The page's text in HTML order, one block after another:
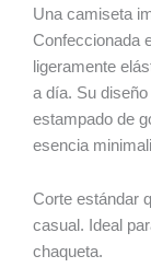
Una camiseta
Confeccionada
ligeramente
a día. Su
estampado de
esencia
Corte estándar
casual. Ideal
chaqueta.